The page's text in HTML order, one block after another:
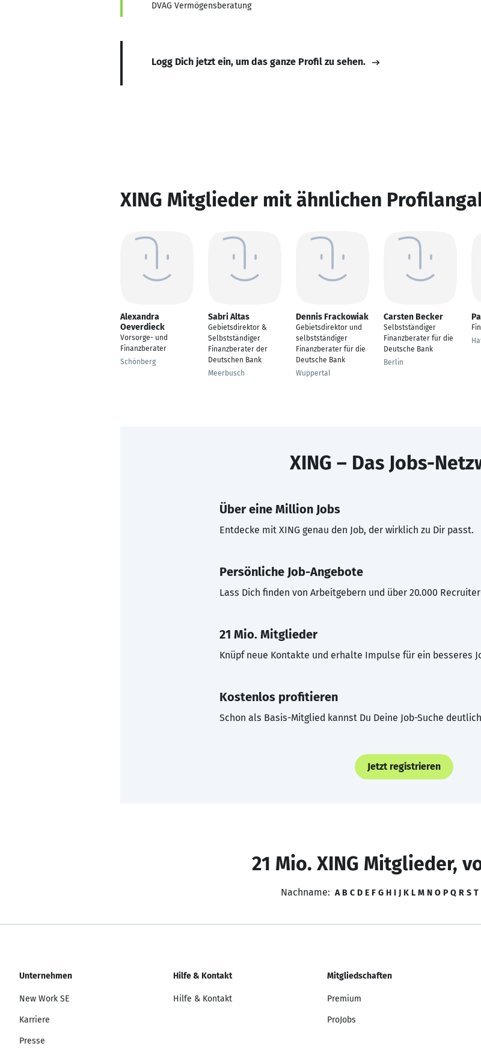
DVAG Vermögensberatung
Logg Dich jetzt ein, um das ganze Profil zu sehen.
XING Mitglieder mit ähnlichen
Alexandra
Oeverdieck
Vorsorge- und
Finanzberater
Schönberg
Sabri Altas
Gebietsdirektor &
Selbstständiger
Finanzberater der
Deutschen Bank
Meerbusch
Dennis Frackowiak
Gebietsdirektor und
selbstständiger
Finanzberater für die
Deutsche Bank
Wuppertal
Carsten Becker
Selbstständiger
Finanzberater für die
Deutsche Bank
Berlin
XING – Das Jobs-
Über eine Million Jobs
Entdecke mit XING genau den Job, der wirklich zu Dir passt.
Persönliche Job-Angebote
Lass Dich finden von Arbeitgebern und über 20.000
21 Mio. Mitglieder
Knüpf neue Kontakte und erhalte Impulse für ein besseres
Kostenlos profitieren
Schon als Basis-Mitglied kannst Du Deine Job-Suche
Jetzt registrieren
21 Mio. XING Mitglieder,
Nachname: A B C D E F G H I J K L M N O P Q R S T
Unternehmen
New Work SE
Karriere
Presse
Hilfe & Kontakt
Hilfe & Kontakt
Mitgliedschaften
Premium
ProJobs